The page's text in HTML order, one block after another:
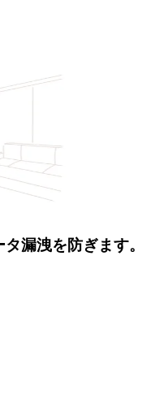
漏洩を防ぎます。